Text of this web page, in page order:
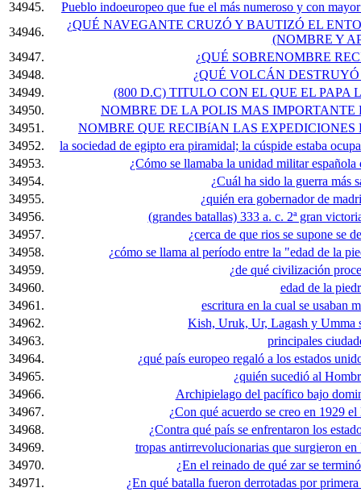
34945.
Pueblo indoeuropeo que fue el más numeroso y con
34946.
¿QUÉ NAVEGANTE CRUZÓ Y BAUTIZÓ EL
(NOMBRE Y
34947.
¿QUÉ SOBRENOMBRE
34948.
¿QUÉ VOLCÁN DESTRUYÓ
34949.
(800 D.C) TITULO CON EL QUE EL
34950.
NOMBRE DE LA POLIS MAS
34951.
NOMBRE QUE RECIBíAN LAS
34952.
la sociedad de egipto era piramidal; la cúspide estaba
34953.
¿Cómo se llamaba la unidad militar
34954.
¿Cuál ha sido la guerra más
34955.
¿quién era gobernador de
34956.
(grandes batallas) 333 a. c. 2ª gran
34957.
¿cerca de que rios se supone se
34958.
¿cómo se llama al período entre la "edad de la
34959.
¿de qué civilización
34960.
edad de la
34961.
escritura en la cual se usaban
34962.
Kish, Uruk, Ur, Lagash y Umma
34963.
principales
34964.
¿qué país europeo regaló a los estados
34965.
¿quién sucedió al
34966.
Archipielago del pacífico bajo
34967.
¿Con qué acuerdo se creo en 1929
34968.
¿Contra qué país se enfrentaron los
34969.
tropas antirrevolucionarias que surgieron
34970.
¿En el reinado de qué zar se
34971.
¿En qué batalla fueron derrotadas por